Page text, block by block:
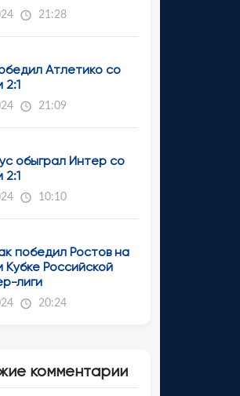
21:28
Атлетико со
2:1
21:09
обыграл Интер со
2:1
10:10
победил Ростов на
Кубке Российской
лиги
20:24
комментарии